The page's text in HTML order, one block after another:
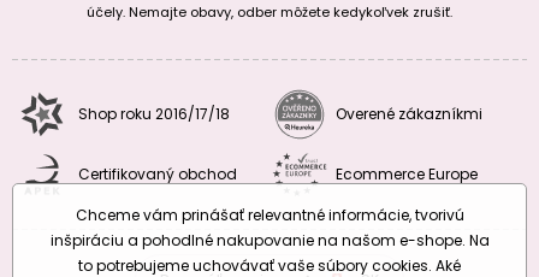
účely. Nemajte obavy, odber môžete kedykoľvek zrušiť.
Shop roku 2016/17/18 Overené zákazníkmi
Certifikovaný obchod Ecommerce Europe
Chceme vám prinášať relevantné informácie, tvorivú
inšpiráciu a pohodlné nakupovanie na našom e-shope. Na
to potrebujeme uchovávať vaše súbory cookies. Aké